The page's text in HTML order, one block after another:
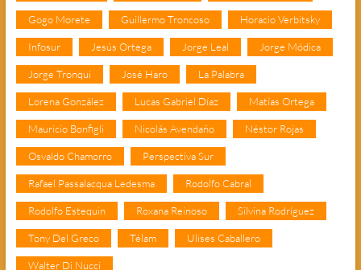
Gogo Morete Guillermo Troncoso Horacio Verbitsky
Infosur Jesús Ortega Jorge Leal Jorge Módica
Jorge Tronqui José Haro La Palabra
Lorena González Lucas Gabriel Díaz Matías Ortega
Mauricio Bonfigli Nicolás Avendaño Néstor Rojas
Osvaldo Chamorro Perspectiva Sur
Rafael Passalacqua Ledesma Rodolfo Cabral
Rodolfo Estequin Roxana Reinoso Silvina Rodríguez
Tony Del Greco Télam Ulises Caballero
Walter Di Nucci